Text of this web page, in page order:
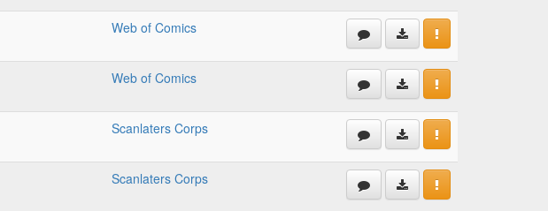
Web of Comics
Web of Comics
Scanlaters Corps
Scanlaters Corps